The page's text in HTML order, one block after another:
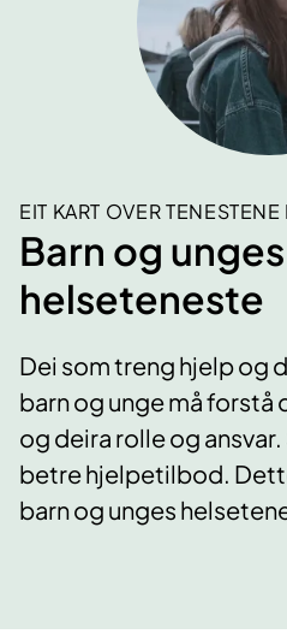
EIT KART OVER
Barn og unges
helseteneste
Dei som treng hjelp og
barn og unge må forstå
og deira rolle og
betre hjelpetilbod.
barn og unges